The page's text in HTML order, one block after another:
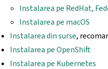
Instalarea pe RedHat,
Instalarea pe macOS
Instalarea din surse,
Instalarea pe OpenShift
Instalarea pe Kubernetes